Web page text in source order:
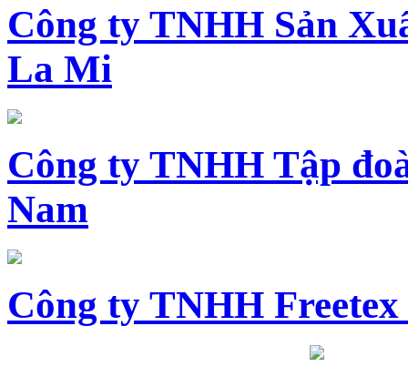
Công ty TNHH Sản
La Mi
Công ty TNHH Tập
Nam
Công ty TNHH